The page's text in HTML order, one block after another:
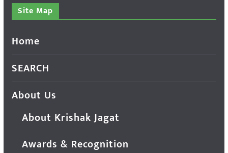
Site Map
Home
SEARCH
About Us
About Krishak Jagat
Awards & Recognition